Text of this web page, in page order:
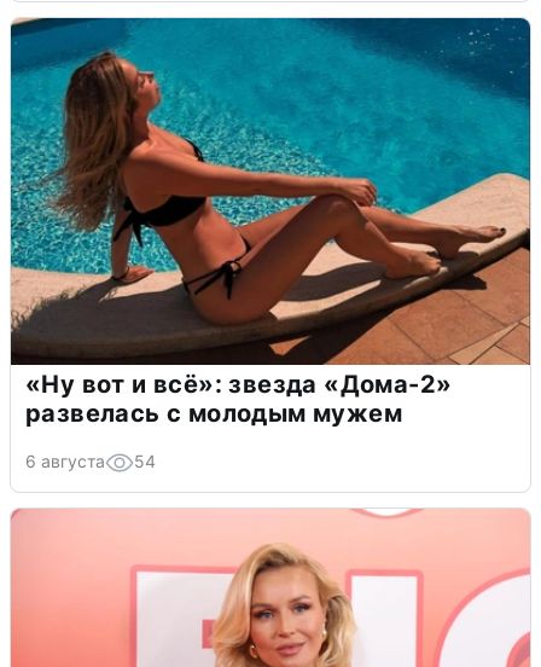
«Ну вот и всё»: звезда «Дома-2»
развелась с молодым мужем
6 августа 54